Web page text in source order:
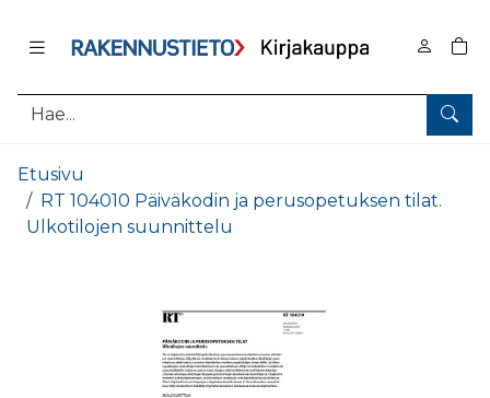
Hae
0
Etusivu
RT 104010 Päiväkodin ja perusopetuksen tilat.
Ulkotilojen suunnittelu